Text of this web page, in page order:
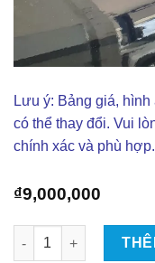
Lưu ý: Bảng giá,
có thể thay đổi. Vui
chính xác và phù
₫9,000,000
Misubishi Xfocer Lắp